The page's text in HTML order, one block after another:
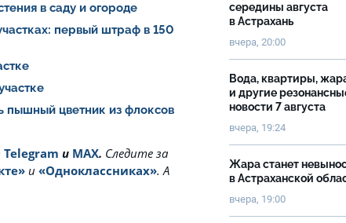
в саду и огороде
первый штраф в 150
пышный цветник из флоксов
Telegram и MAX. Cледите за
и «Одноклассниках». А
середины августа
в Астрахань
вчера, 20:00
Вода, квартиры,
и другие
новости 7 августа
вчера, 19:24
Жара станет
в Астраханской
вчера, 19:00